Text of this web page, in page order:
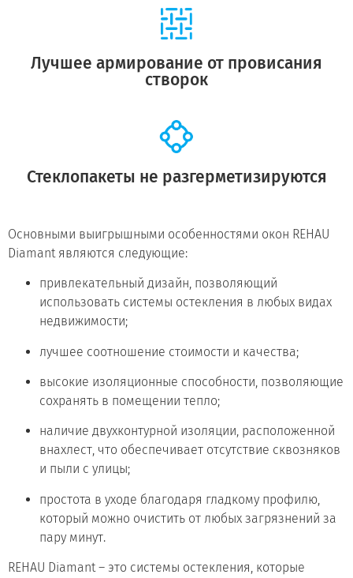
Лучшее армирование от провисания
створок
Стеклопакеты не разгерметизируются
Основными выигрышными особенностями окон REHAU
Diamant являются следующие:
привлекательный дизайн, позволяющий
использовать системы остекления в любых видах
недвижимости;
лучшее соотношение стоимости и качества;
высокие изоляционные способности, позволяющие
сохранять в помещении тепло;
наличие двухконтурной изоляции, расположенной
внахлест, что обеспечивает отсутствие сквозняков
и пыли с улицы;
простота в уходе благодаря гладкому профилю,
который можно очистить от любых загрязнений за
пару минут.
REHAU Diamant– это системы остекления, которые